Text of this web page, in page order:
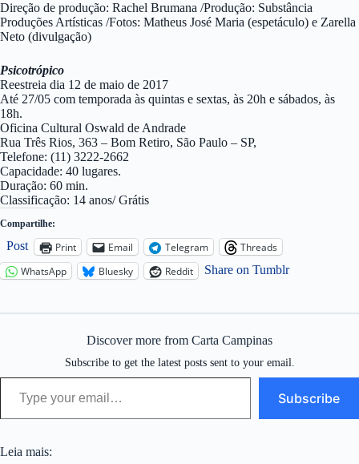
Direção de produção: Rachel Brumana /Produção: Substância
Produções Artísticas /Fotos: Matheus José Maria (espetáculo) e Zarella
Neto (divulgação)
Psicotrópico
Reestreia dia 12 de maio de 2017
Até 27/05 com temporada às quintas e sextas, às 20h e sábados, às
18h.
Oficina Cultural Oswald de Andrade
Rua Três Rios, 363 – Bom Retiro, São Paulo – SP,
Telefone: (11) 3222-2662
Capacidade: 40 lugares.
Duração: 60 min.
Classificação: 14 anos/ Grátis
Compartilhe:
Post Print Email Telegram
Threads
WhatsApp
Bluesky Reddit Share on Tumblr
Discover more from Carta Campinas
Subscribe to get the latest posts sent to your email.
Type your email…
Subscribe
Leia mais: